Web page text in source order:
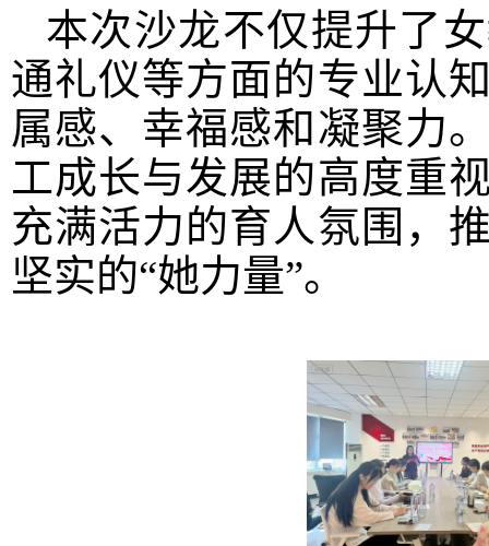
本次沙龙不仅提升了
通礼仪等方面的专业认
属感、幸福感和凝聚力
工成长与发展的高度重
充满活力的育人氛围，
坚实的“她力量”。